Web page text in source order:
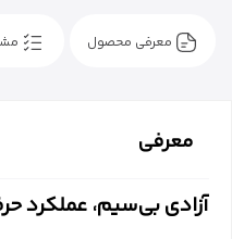
معرفی محصول
معرفی
آزادی بی‌سیم، عملکرد